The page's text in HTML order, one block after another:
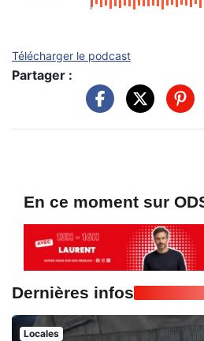
Télécharger le podcast
Partager :
En ce moment sur
Dernières infos
Locales